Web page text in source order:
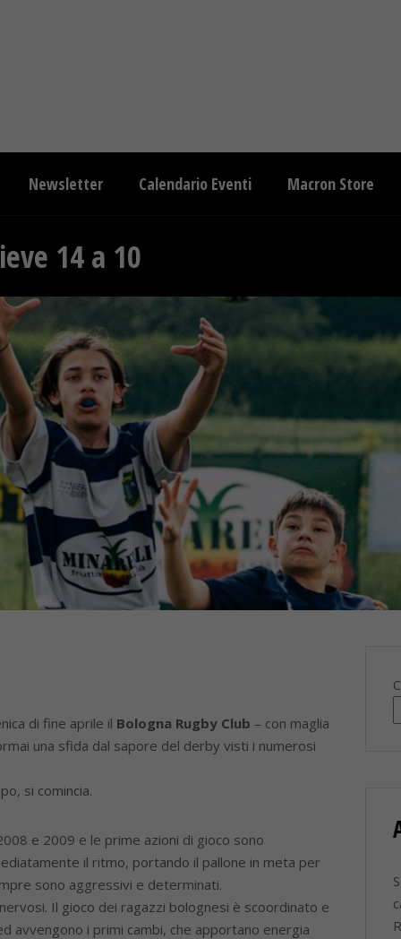
Newsletter Calendario Eventi Macron Store
14 a 10
di fine aprile il Bologna Rugby Club – con maglia
una sfida dal sapore del derby visti i numerosi
si comincia.
e 2009 e le prime azioni di gioco sono
il ritmo, portando il pallone in meta per
sono aggressivi e determinati.
Il gioco dei ragazzi bolognesi è scoordinato e
avvengono i primi cambi, che apportano energia